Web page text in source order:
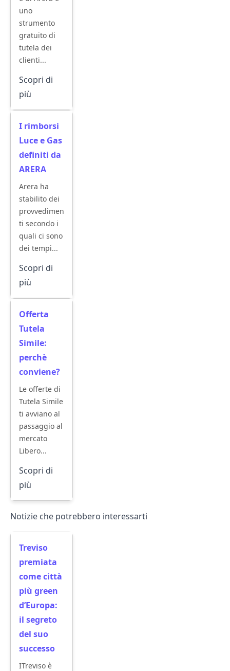
uno
strumento
gratuito di
tutela dei
clienti...
Scopri di
più
I rimborsi
Luce e Gas
definiti da
ARERA
Arera ha
stabilito dei
provvedimen
ti secondo i
quali ci sono
dei tempi...
Scopri di
più
Offerta
Tutela
Simile:
perchè
conviene?
Le offerte di
Tutela Simile
ti avviano al
passaggio al
mercato
Libero...
Scopri di
più
Notizie che potrebbero interessarti
Treviso
premiata
come città
più green
d’Europa:
il segreto
del suo
successo
ITreviso è